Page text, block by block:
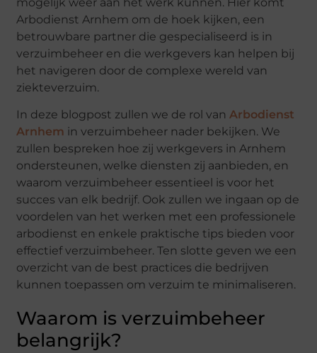
Arbodienst Arnhem om de hoek kijken, een
betrouwbare partner die gespecialiseerd is in
verzuimbeheer en die werkgevers kan helpen bij
het navigeren door de complexe wereld van
ziekteverzuim.
In deze blogpost zullen we de rol van Arbodienst
Arnhem in verzuimbeheer nader bekijken. We
zullen bespreken hoe zij werkgevers in Arnhem
ondersteunen, welke diensten zij aanbieden, en
waarom verzuimbeheer essentieel is voor het
succes van elk bedrijf. Ook zullen we ingaan op de
voordelen van het werken met een professionele
arbodienst en enkele praktische tips bieden voor
effectief verzuimbeheer. Ten slotte geven we een
overzicht van de best practices die bedrijven
kunnen toepassen om verzuim te minimaliseren.
Waarom is verzuimbeheer
belangrijk?